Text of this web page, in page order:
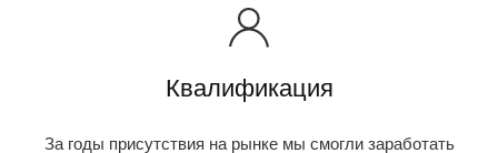
Квалификация
За годы присутствия на рынке мы смогли заработать